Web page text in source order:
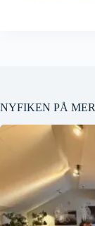
NYFIKEN PÅ MER